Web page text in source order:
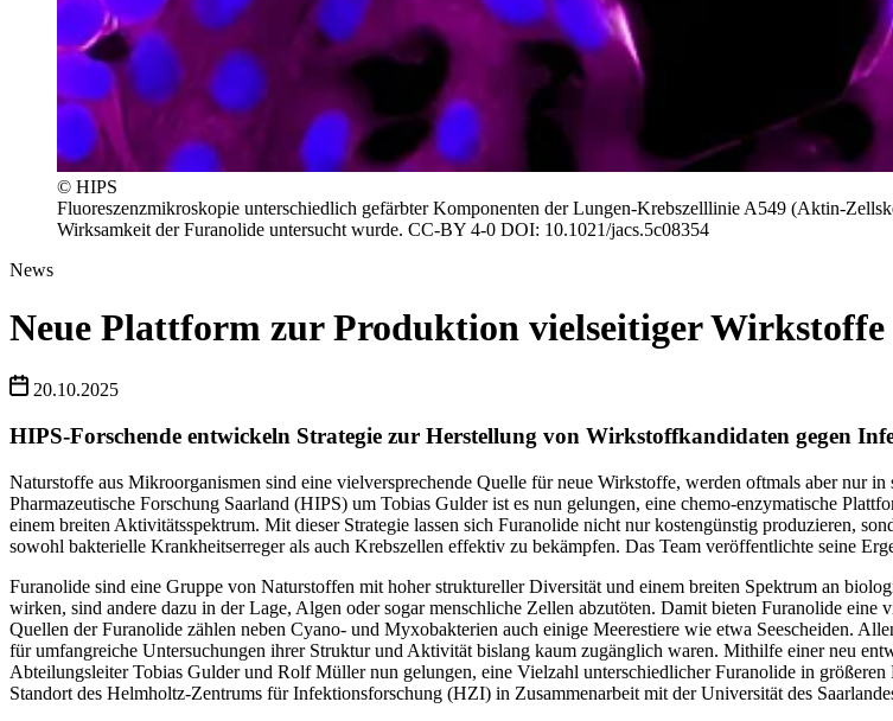
© HIPS
Fluoreszenzmikroskopie unterschiedlich gefärbter Komponenten der Lungen-Krebszelllinie A549 (Aktin-
Wirksamkeit der Furanolide untersucht wurde. CC-BY 4-0 DOI: 10.1021/jacs.5c08354
News
Neue Plattform zur Produktion vielseitiger Wirkstoffe
20.10.2025
HIPS-Forschende entwickeln Strategie zur Herstellung von Wirkstoffkandidaten gegen
Naturstoffe aus Mikroorganismen sind eine vielversprechende Quelle für neue Wirkstoffe, werden oftmals aber nur
Pharmazeutische Forschung Saarland (HIPS) um Tobias Gulder ist es nun gelungen, eine chemo-enzymatische
einem breiten Aktivitätsspektrum. Mit dieser Strategie lassen sich Furanolide nicht nur kostengünstig produzieren,
sowohl bakterielle Krankheitserreger als auch Krebszellen effektiv zu bekämpfen. Das Team veröffentlichte seine
Furanolide sind eine Gruppe von Naturstoffen mit hoher struktureller Diversität und einem breiten Spektrum an
wirken, sind andere dazu in der Lage, Algen oder sogar menschliche Zellen abzutöten. Damit bieten Furanolide
Quellen der Furanolide zählen neben Cyano- und Myxobakterien auch einige Meerestiere wie etwa Seescheiden.
für umfangreiche Untersuchungen ihrer Struktur und Aktivität bislang kaum zugänglich waren. Mithilfe einer neu
Abteilungsleiter Tobias Gulder und Rolf Müller nun gelungen, eine Vielzahl unterschiedlicher Furanolide in
Standort des Helmholtz-Zentrums für Infektionsforschung (HZI) in Zusammenarbeit mit der Universität des